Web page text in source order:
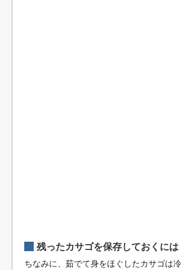
残ったカサゴを保存しておくには
ちなみに、茹でて身をほぐしたカサゴは